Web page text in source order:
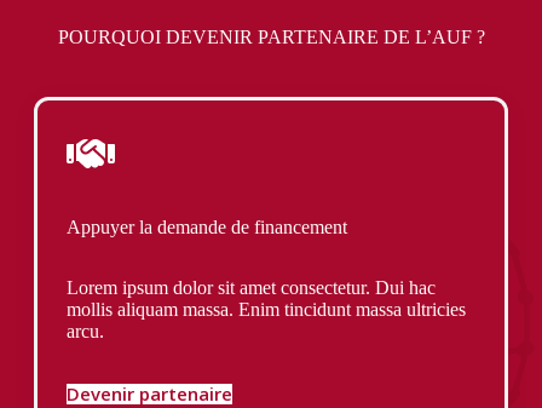
POURQUOI DEVENIR PARTENAIRE DE L’AUF ?
Appuyer la demande de financement
Lorem ipsum dolor sit amet consectetur. Dui hac
mollis aliquam massa. Enim tincidunt massa ultricies
arcu.
Devenir partenaire